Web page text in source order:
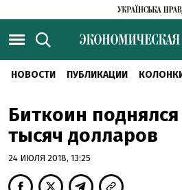
НОВОСТИ ПУБЛИКАЦИИ
Биткоин
тысяч долларов
24 ИЮЛЯ 2018, 13:25